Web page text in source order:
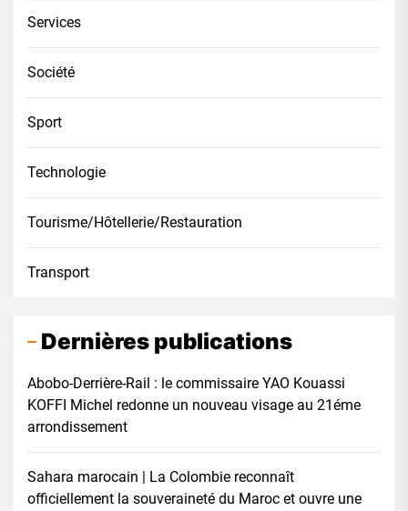
Services
Société
Sport
Technologie
Tourisme/Hôtellerie/Restauration
Transport
Dernières publications
Abobo-Derrière-Rail : le commissaire YAO Kouassi
KOFFI Michel redonne un nouveau visage au 21éme
arrondissement
Sahara marocain | La Colombie reconnaît
officiellement la souveraineté du Maroc et ouvre une